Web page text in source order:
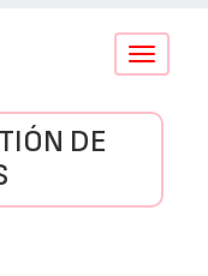
Conmutar
DE